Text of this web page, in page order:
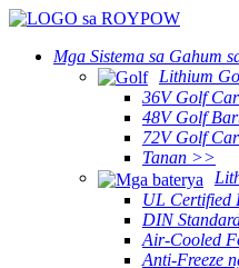
Mga Sistema sa Gahum
Lithium
36V Golf
48V Golf
72V Golf
Tanan >>
UL Certified
DIN
Air-Cooled
Anti-Freeze